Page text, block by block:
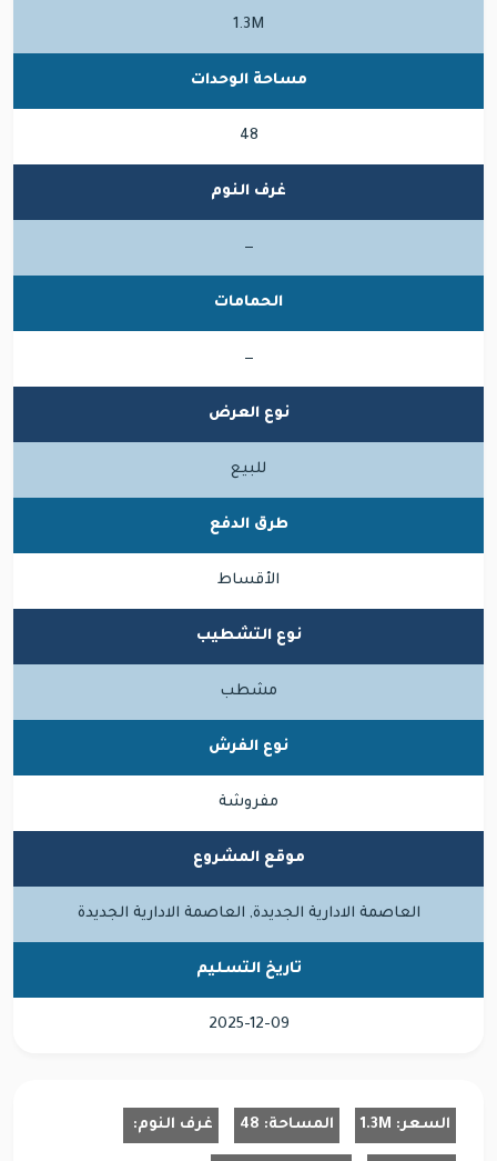
1.3M
مساحة الوحدات
48
غرف النوم
—
الحمامات
—
نوع العرض
للبيع
طرق الدفع
الأقساط
نوع التشطيب
مشطب
نوع الفرش
مفروشة
موقع المشروع
العاصمة الادارية الجديدة, العاصمة الادارية الجديدة
تاريخ التسليم
2025-12-09
السعر: 1.3M المساحة: 48 غرف النوم: